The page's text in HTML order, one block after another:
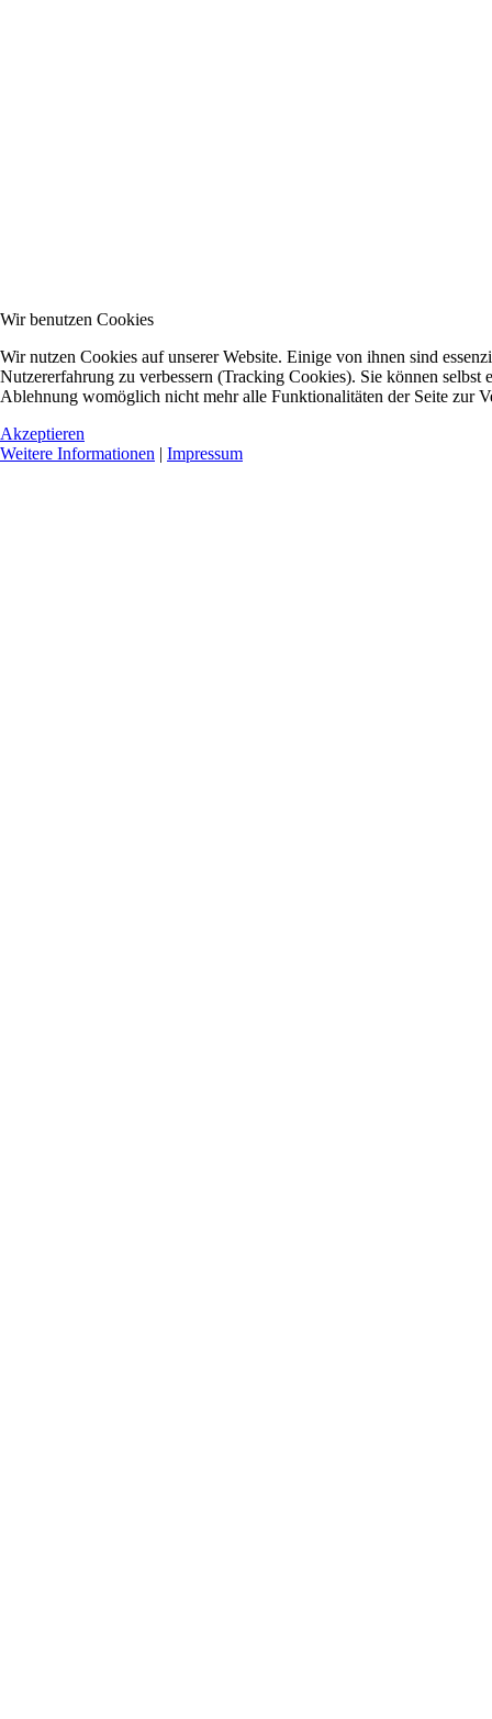
Wir benutzen Cookies
Wir nutzen Cookies auf unserer Website. Einige von ihnen sind
Nutzererfahrung zu verbessern (Tracking Cookies). Sie können selbst
Ablehnung womöglich nicht mehr alle Funktionalitäten der Seite zur
Akzeptieren
Weitere Informationen | Impressum